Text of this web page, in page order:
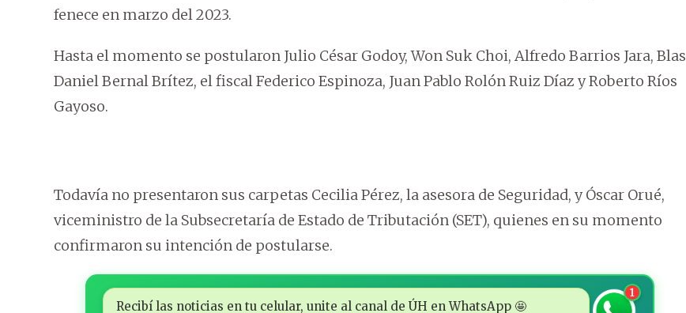
fenece en marzo del 2023.
Hasta el momento se postularon Julio César Godoy, Won Suk Choi, Alfredo Barrios Jara, Blas
Daniel Bernal Brítez, el fiscal Federico Espinoza, Juan Pablo Rolón Ruiz Díaz y Roberto Ríos
Gayoso.
Todavía no presentaron sus carpetas Cecilia Pérez, la asesora de Seguridad, y Óscar Orué,
viceministro de la Subsecretaría de Estado de Tributación (SET), quienes en su momento
confirmaron su intención de postularse.
Recibí las noticias en tu celular, unite al canal de ÚH en WhatsApp 🤩
1